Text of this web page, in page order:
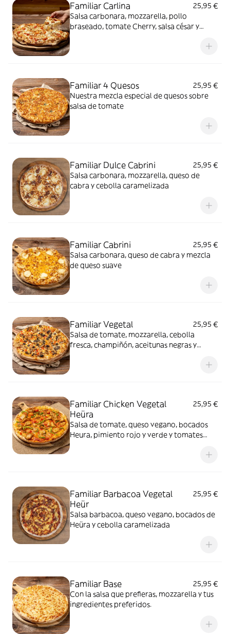
Familiar Carlina
25,95 €
Salsa carbonara, mozzarella, pollo
braseado, tomate Cherry, salsa césar y
Familiar 4 Quesos
25,95 €
Nuestra mezcla especial de quesos sobre
salsa de tomate
Familiar Dulce Cabrini
25,95 €
Salsa carbonara, mozzarella, queso de
cabra y cebolla caramelizada
Familiar Cabrini
25,95 €
Salsa carbonara, queso de cabra y mezcla
de queso suave
Familiar Vegetal
25,95 €
Salsa de tomate, mozzarella, cebolla
fresca, champiñón, aceitunas negras y
Familiar Chicken Vegetal
Heüra
25,95 €
Salsa de tomate, queso vegano, bocados
Heura, pimiento rojo y verde y tomates
Familiar Barbacoa Vegetal
Heür
25,95 €
Salsa barbacoa, queso vegano, bocados de
Heüra y cebolla caramelizada
Familiar Base
25,95 €
Con la salsa que prefieras, mozzarella y tus
ingredientes preferidos.